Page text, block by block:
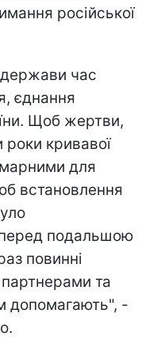
російської
час
єднання
Щоб жертви,
роки кривавої
для
встановлення
подальшою
повинні
та
допомагають", -